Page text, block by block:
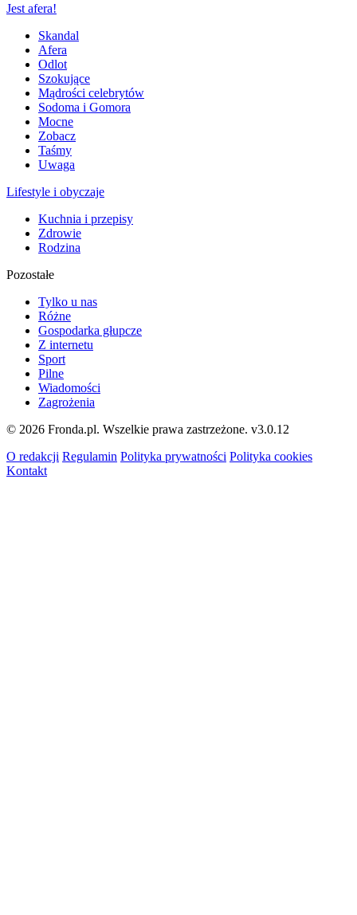
Jest afera!
Skandal
Afera
Odlot
Szokujące
Mądrości celebrytów
Sodoma i Gomora
Mocne
Zobacz
Taśmy
Uwaga
Lifestyle i obyczaje
Kuchnia i przepisy
Zdrowie
Rodzina
Pozostałe
Tylko u nas
Różne
Gospodarka głupcze
Z internetu
Sport
Pilne
Wiadomości
Zagrożenia
© 2026 Fronda.pl. Wszelkie prawa zastrzeżone. v3.0.12
O redakcji Regulamin Polityka prywatności Polityka cookies
Kontakt